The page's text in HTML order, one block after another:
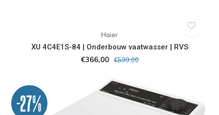
Haier
XU 4C4E1S-84 | Onderbouw vaatwasser | RVS
€366,00 €599,00
-27%